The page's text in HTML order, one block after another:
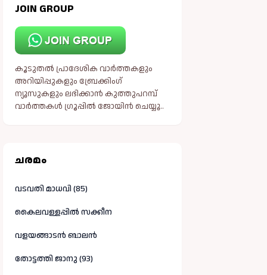
JOIN GROUP
കൂടുതൽ പ്രാദേശിക വാർത്തകളും
അറിയിപ്പുകളും ബ്രേക്കിംഗ്
ന്യൂസുകളും ലഭിക്കാൻ കുത്തുപറമ്പ്
വാർത്തകൾ ഗ്രൂപ്പിൽ ജോയിൻ ചെയ്യൂ..
ചരമം
വടവതി മാധവി (85)
കൈലവള്ളപ്പിൽ സക്കീന
വളയങ്ങാടൻ ബാലൻ
തോട്ടത്തി ജാനു (93)